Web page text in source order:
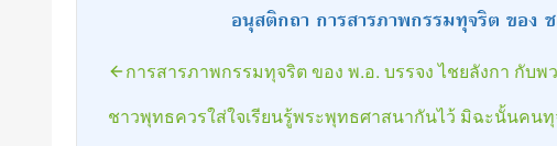
อนุสติกถา การสารภาพกรรมทุจริต ของ
การสารภาพกรรมทุจริต ของ พ.อ. บรรจง ไชยลังกา กับพ
ชาวพุทธควรใส่ใจเรียนรู้พระพุทธศาสนากันไว้ มิฉะนั้นคน